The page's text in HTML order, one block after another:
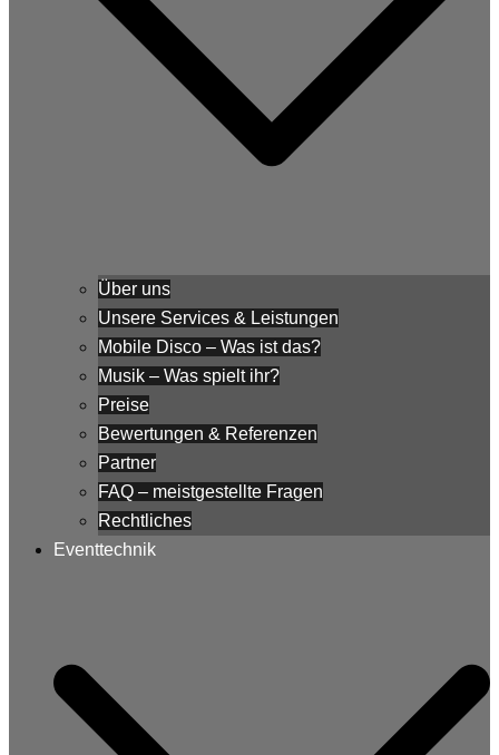
Über uns
Unsere Services & Leistungen
Mobile Disco – Was ist das?
Musik – Was spielt ihr?
Preise
Bewertungen & Referenzen
Partner
FAQ – meistgestellte Fragen
Rechtliches
Eventtechnik